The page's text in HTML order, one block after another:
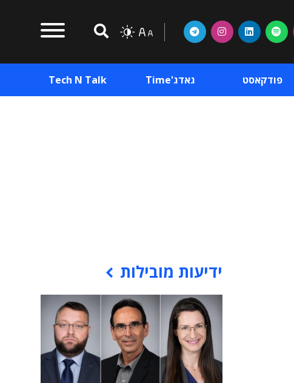
פודקאסט גאדג'Time Tech N Talk
ידיעות מובילות